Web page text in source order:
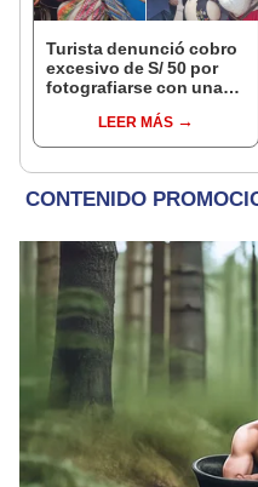
Turista denunció cobro
excesivo de S/ 50 por
fotografiarse con una
Serenazgo recuperó el
dinero
LEER MÁS